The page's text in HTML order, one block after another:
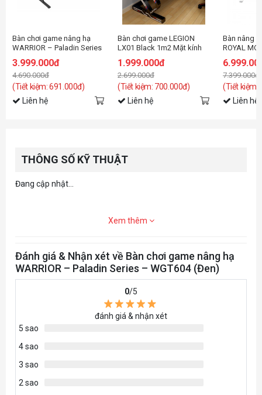
Bàn chơi game nâng hạ
WARRIOR – Paladin Series
3.999.000đ
4.690.000đ
(Tiết kiệm: 691.000đ)
Liên hệ
Bàn chơi game LEGION
LX01 Black 1m2 Mặt kính
Carbon
1.999.000đ
2.699.000đ
(Tiết kiệm: 700.000đ)
Liên hệ
Bàn nâng
ROYAL
7.399.000đ
(Tiết kiệm:
Liên hệ
THÔNG SỐ KỸ THUẬT
Đang cập nhật...
Xem thêm
Đánh giá & Nhận xét về Bàn chơi game nâng hạ
WARRIOR – Paladin Series – WGT604 (Đen)
0/5
đánh giá & nhận xét
5 sao
4 sao
3 sao
2 sao